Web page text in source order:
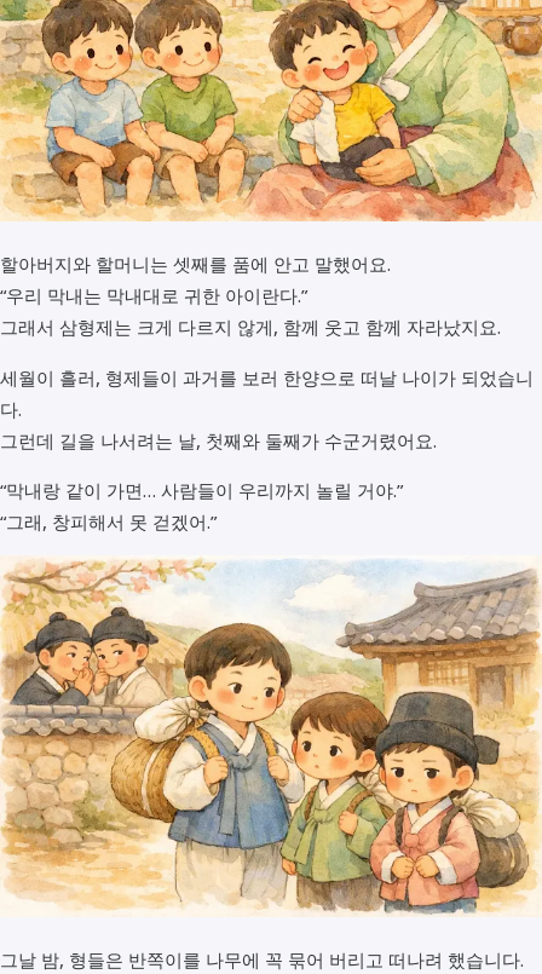
할아버지와 할머니는 셋째를 품에 안고 말했어요.
“우리 막내는 막내대로 귀한 아이란다.”
그래서 삼형제는 크게 다르지 않게, 함께 웃고 함께 자라났지요.
세월이 흘러, 형제들이 과거를 보러 한양으로 떠날 나이가 되었습니
다.
그런데 길을 나서려는 날, 첫째와 둘째가 수군거렸어요.
“막내랑 같이 가면… 사람들이 우리까지 놀릴 거야.”
“그래, 창피해서 못 걷겠어.”
그날 밤, 형들은 반쪽이를 나무에 꼭 묶어 버리고 떠나려 했습니다.